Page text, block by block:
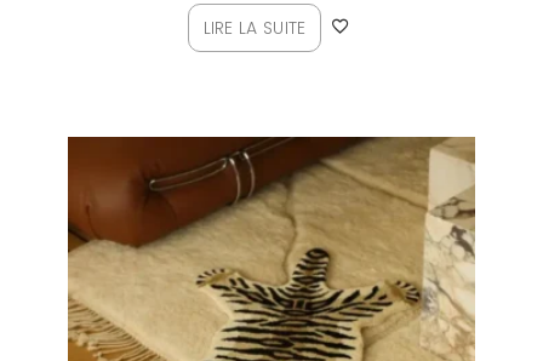
LIRE LA SUITE